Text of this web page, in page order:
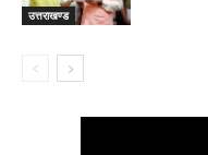
उत्तराखण्ड